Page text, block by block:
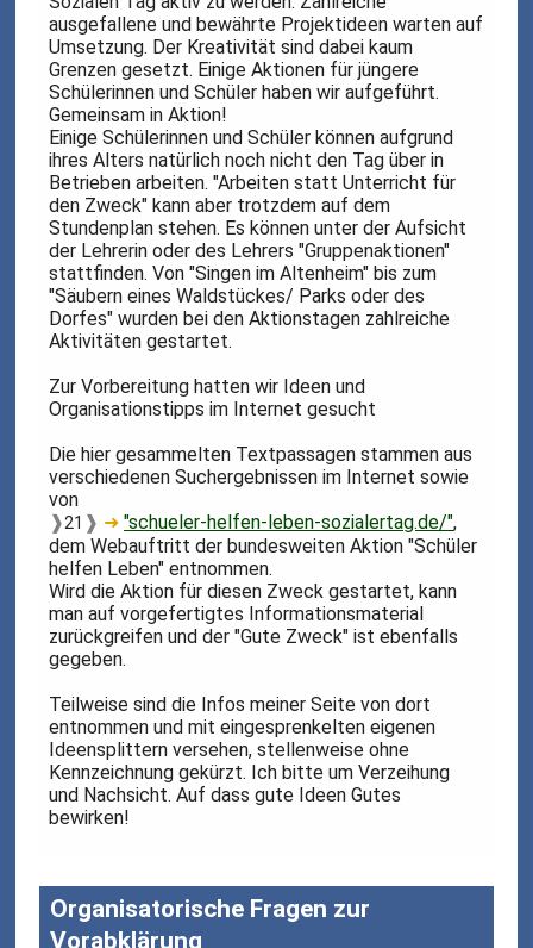
ausgefallene und bewährte Projektideen warten auf
Umsetzung. Der Kreativität sind dabei kaum
Grenzen gesetzt. Einige Aktionen für jüngere
Schülerinnen und Schüler haben wir aufgeführt.
Gemeinsam in Aktion!
Einige Schülerinnen und Schüler können aufgrund
ihres Alters natürlich noch nicht den Tag über in
Betrieben arbeiten. "Arbeiten statt Unterricht für
den Zweck" kann aber trotzdem auf dem
Stundenplan stehen. Es können unter der Aufsicht
der Lehrerin oder des Lehrers "Gruppenaktionen"
stattfinden. Von "Singen im Altenheim" bis zum
"Säubern eines Waldstückes/ Parks oder des
Dorfes" wurden bei den Aktionstagen zahlreiche
Aktivitäten gestartet.
Zur Vorbereitung hatten wir Ideen und
Organisationstipps im Internet gesucht
Die hier gesammelten Textpassagen stammen aus
verschiedenen Suchergebnissen im Internet sowie
von
❱21 ❱ ➜"schueler-helfen-leben-sozialertag.de/",
dem Webauftritt der bundesweiten Aktion "Schüler
helfen Leben" entnommen.
Wird die Aktion für diesen Zweck gestartet, kann
man auf vorgefertigtes Informationsmaterial
zurückgreifen und der "Gute Zweck" ist ebenfalls
gegeben.
Teilweise sind die Infos meiner Seite von dort
entnommen und mit eingesprenkelten eigenen
Ideensplittern versehen, stellenweise ohne
Kennzeichnung gekürzt. Ich bitte um Verzeihung
und Nachsicht. Auf dass gute Ideen Gutes
bewirken!
Organisatorische Fragen zur
Vorabklärung